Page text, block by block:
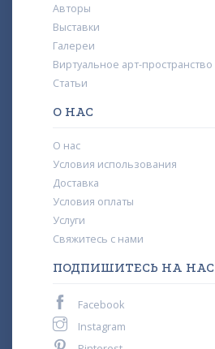
Авторы
Выставки
Галереи
Виртуальное арт-пространство
Статьи
О НАС
О нас
Условия использования
Доставка
Условия оплаты
Услуги
Свяжитесь с нами
ПОДПИШИТЕСЬ НА НАС
Facebook
Instagram